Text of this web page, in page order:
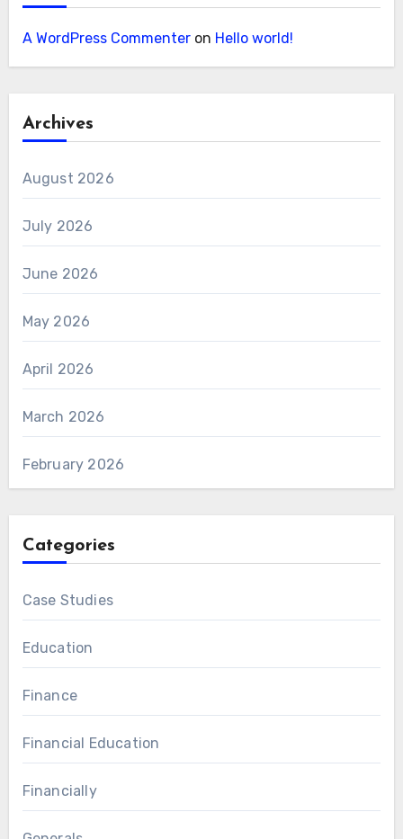
A WordPress Commenteron Hello world!
Archives
August 2026
July 2026
June 2026
May 2026
April 2026
March 2026
February 2026
Categories
Case Studies
Education
Finance
Financial Education
Financially